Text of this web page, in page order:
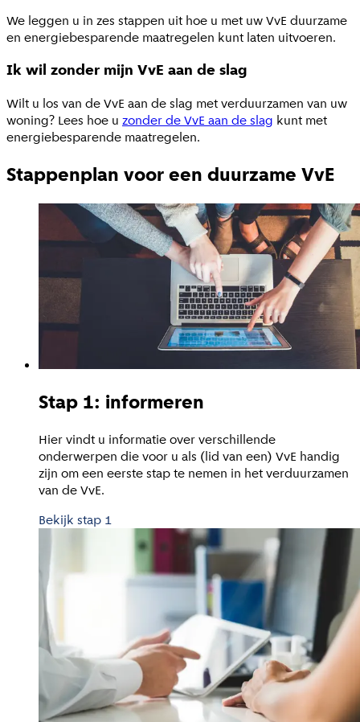
We leggen u in zes stappen uit hoe u met uw VvE duurzame
en energiebesparende maatregelen kunt laten uitvoeren.
Ik wil zonder mijn VvE aan de slag
Wilt u los van de VvE aan de slag met verduurzamen van uw
woning? Lees hoe u zonder de VvE aan de slag kunt met
energiebesparende maatregelen.
Stappenplan voor een duurzame VvE
Stap 1: informeren
Hier vindt u informatie over verschillende
onderwerpen die voor u als (lid van een) VvE handig
zijn om een eerste stap te nemen in het verduurzamen
van de VvE.
Bekijk stap 1